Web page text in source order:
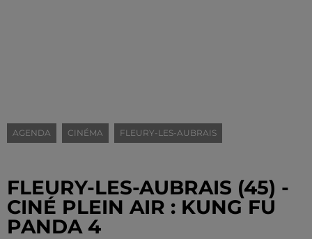
AGENDA CINÉMA FLEURY-LES-AUBRAIS
FLEURY-LES-AUBRAIS (45) -
CINÉ PLEIN AIR : KUNG FU
PANDA 4